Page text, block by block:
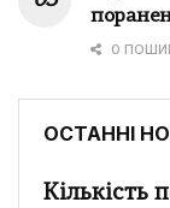
0
ОСТАННІ
Кількість